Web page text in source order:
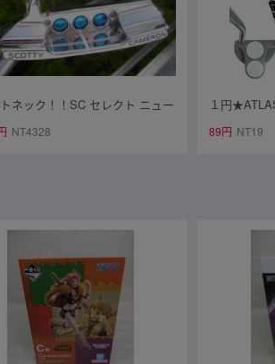
ネック！！SC セレクト ニュー
☆ ミラーフィニッシュ！正規
NT4328
１円
印 長尺パ
89円 NT19